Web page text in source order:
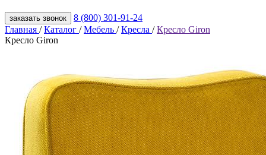
заказать звонок
8 (800) 301‑91‑24
Главная / Каталог / Мебель / Кресла / Кресло Giron
Кресло Giron